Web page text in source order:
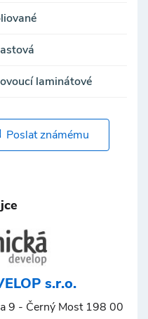
laminátové
Poslat známému
s.r.o.
9 - Černý Most 198 00